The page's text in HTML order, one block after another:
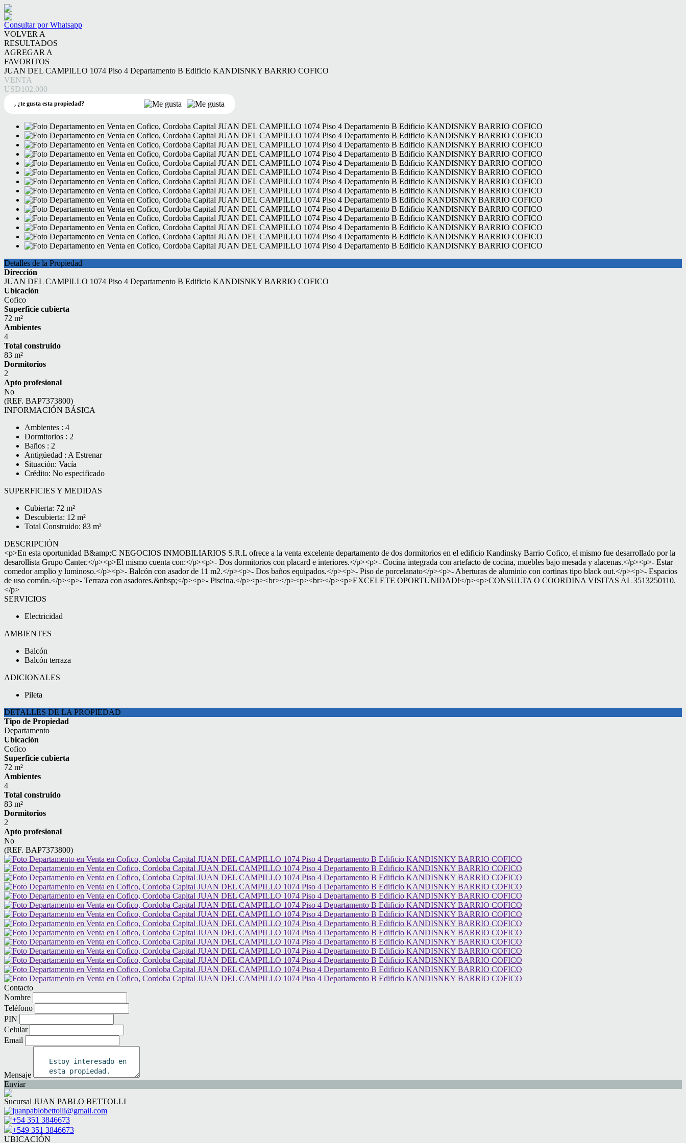
Consultar por Whatsapp
VOLVER A
RESULTADOS
AGREGAR A
FAVORITOS
JUAN DEL CAMPILLO 1074 Piso 4 Departamento B Edificio KANDISNKY BARRIO COFICO
VENTA
USD102.000
, ¿te gusta esta propiedad?
Detalles de la Propiedad
Dirección
JUAN DEL CAMPILLO 1074 Piso 4 Departamento B Edificio KANDISNKY BARRIO COFICO
Ubicación
Cofico
Superficie cubierta
72 m²
Ambientes
4
Total construido
83 m²
Dormitorios
2
Apto profesional
No
(REF. BAP7373800)
INFORMACIÓN BÁSICA
Ambientes : 4
Dormitorios : 2
Baños : 2
Antigüedad : A Estrenar
Situación: Vacía
Crédito: No especificado
SUPERFICIES Y MEDIDAS
Cubierta: 72 m²
Descubierta: 12 m²
Total Construido: 83 m²
DESCRIPCIÓN
<p>En esta oportunidad B&amp;C NEGOCIOS INMOBILIARIOS S.R.L ofrece a la venta excelente departamento de dos dormitorios en el edificio Kandinsky Barrio Cofico, el mismo fue desarrollado por la
desarollista Grupo Canter.</p><p>El mismo cuenta con:</p><p>- Dos dormitorios con placard e interiores.</p><p>- Cocina integrada con artefacto de cocina, muebles bajo mesada y alacenas.</p><p>- Estar
comedor amplio y luminoso.</p><p>- Balcón con asador de 11 m2.</p><p>- Dos baños equipados.</p><p>- Piso de porcelanato</p><p>- Aberturas de aluminio con cortinas tipo black out.</p><p>- Espacios
de uso común.</p><p>- Terraza con asadores.&nbsp;</p><p>- Piscina.</p><p><br></p><p><br></p><p>EXCELETE OPORTUNIDAD!</p><p>CONSULTA O COORDINA VISITAS AL 3513250110.
</p>
SERVICIOS
Electricidad
AMBIENTES
Balcón
Balcón terraza
ADICIONALES
Pileta
DETALLES DE LA PROPIEDAD
Tipo de Propiedad
Departamento
Ubicación
Cofico
Superficie cubierta
72 m²
Ambientes
4
Total construido
83 m²
Dormitorios
2
Apto profesional
No
(REF. BAP7373800)
Contacto
Nombre
Teléfono
PIN
Celular
Email
Mensaje
Enviar
Sucursal JUAN PABLO BETTOLLI
juanpablobettolli@gmail.com
+54 351 3846673
+549 351 3846673
UBICACIÓN